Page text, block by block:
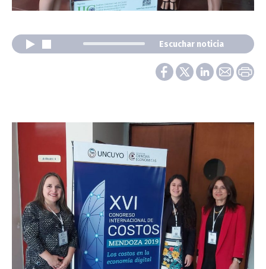
Escuchar noticia